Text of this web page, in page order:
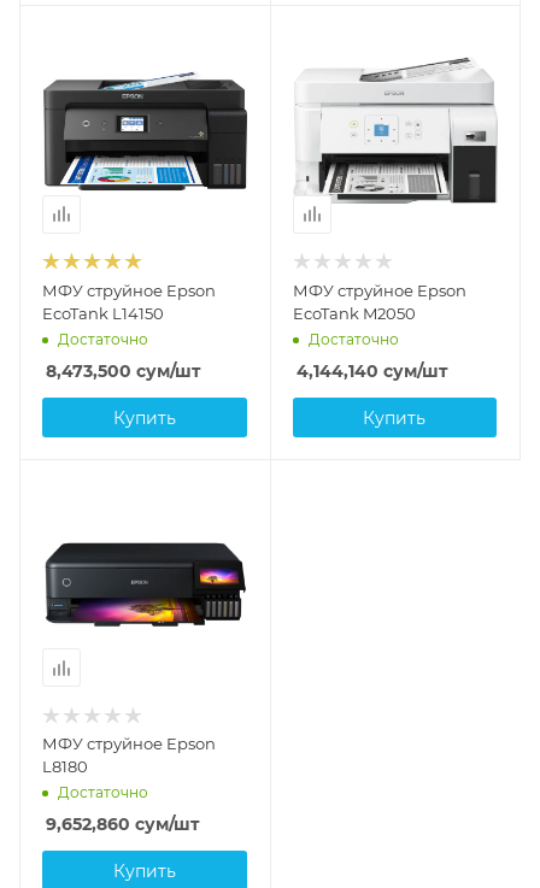
МФУ струйное Epson
EcoTank L14150
Достаточно
8,473,500 сум/шт
Купить
МФУ струйное Epson
EcoTank M2050
Достаточно
4,144,140 сум/шт
Купить
МФУ струйное Epson
L8180
Достаточно
9,652,860 сум/шт
Купить